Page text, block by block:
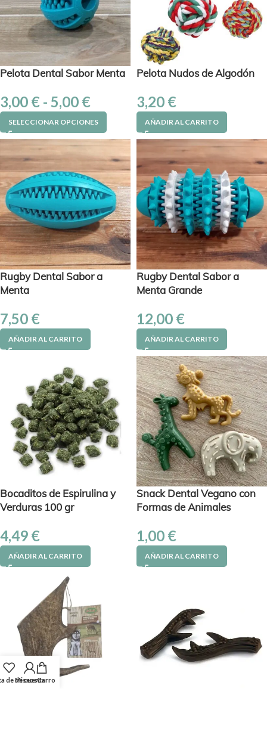
Pelota Dental Sabor Menta
3,00 € - 5,00 €
SELECCIONAR OPCIONES
Pelota Nudos de Algodón
3,20 €
AÑADIR AL CARRITO
Rugby Dental Sabor a
Menta
7,50 €
AÑADIR AL CARRITO
Rugby Dental Sabor a
Menta Grande
12,00 €
AÑADIR AL CARRITO
Bocaditos de Espirulina y
Verduras 100 gr
4,49 €
AÑADIR AL CARRITO
Snack Dental Vegano con
Formas de Animales
1,00 €
AÑADIR AL CARRITO
de deseos
Mi cuentaCarro